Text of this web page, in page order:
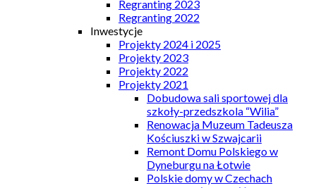
Regranting 2023
Regranting 2022
Inwestycje
Projekty 2024 i 2025
Projekty 2023
Projekty 2022
Projekty 2021
Dobudowa sali sportowej dla
szkoły-przedszkola “Wilia”
Renowacja Muzeum Tadeusza
Kościuszki w Szwajcarii
Remont Domu Polskiego w
Dyneburgu na Łotwie
Polskie domy w Czechach